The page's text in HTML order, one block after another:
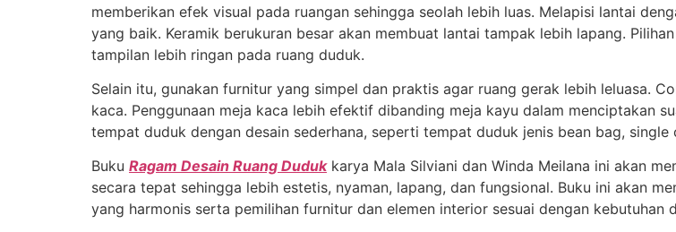
memberikan efek visual pada ruangan sehingga seolah lebih luas. Melapisi lantai
yang baik. Keramik berukuran besar akan membuat lantai tampak lebih lapang.
tampilan lebih ringan pada ruang duduk.
Selain itu, gunakan furnitur yang simpel dan praktis agar ruang gerak lebih leluasa.
kaca. Penggunaan meja kaca lebih efektif dibanding meja kayu dalam menciptakan
tempat duduk dengan desain sederhana, seperti tempat duduk jenis bean bag, single
Buku Ragam Desain Ruang Dudukkarya Mala Silviani dan Winda Meilana ini akan
secara tepat sehingga lebih estetis, nyaman, lapang, dan fungsional. Buku ini akan
yang harmonis serta pemilihan furnitur dan elemen interior sesuai dengan kebutuhan